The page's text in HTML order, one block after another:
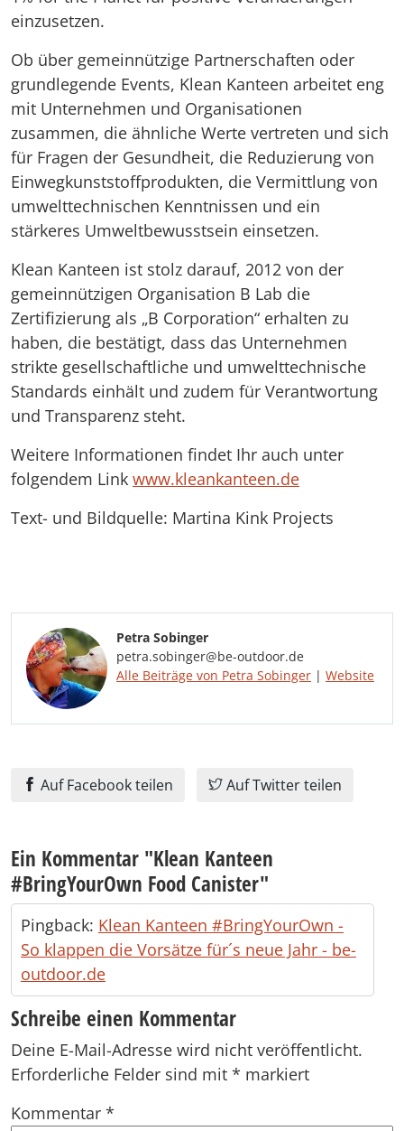
einzusetzen.
Ob über gemeinnützige Partnerschaften oder
grundlegende Events, Klean Kanteen arbeitet eng
mit Unternehmen und Organisationen
zusammen, die ähnliche Werte vertreten und sich
für Fragen der Gesundheit, die Reduzierung von
Einwegkunststoffprodukten, die Vermittlung von
umwelttechnischen Kenntnissen und ein
stärkeres Umweltbewusstsein einsetzen.
Klean Kanteen ist stolz darauf, 2012 von der
gemeinnützigen Organisation B Lab die
Zertifizierung als „B Corporation“ erhalten zu
haben, die bestätigt, dass das Unternehmen
strikte gesellschaftliche und umwelttechnische
Standards einhält und zudem für Verantwortung
und Transparenz steht.
Weitere Informationen findet Ihr auch unter
folgendem Link www.kleankanteen.de
Text- und Bildquelle: Martina Kink Projects
Petra Sobinger
petra.sobinger@be-outdoor.de
Alle Beiträge von Petra Sobinger | Website
Auf Facebook teilen Auf Twitter teilen
Ein Kommentar "Klean Kanteen
#BringYourOwn Food Canister"
Pingback: Klean Kanteen #BringYourOwn -
So klappen die Vorsätze für´s neue Jahr - be-
outdoor.de
Schreibe einen Kommentar
Deine E-Mail-Adresse wird nicht veröffentlicht.
Erforderliche Felder sind mit * markiert
Kommentar *